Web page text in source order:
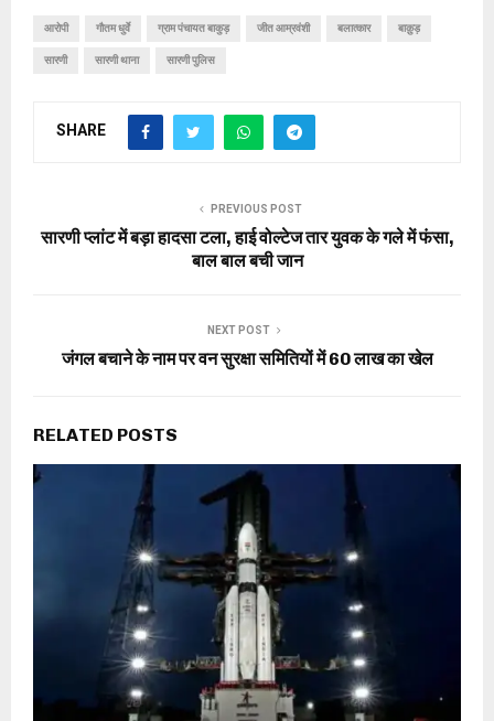
आरोपी गौतम धुर्वे ग्राम पंचायत बाकुड़ जीत आम्रवंशी बलात्कार बाक़ुड़
सारणी सारणी थाना सारणी पुलिस
SHARE
PREVIOUS POST
सारणी प्लांट में बड़ा हादसा टला, हाई वोल्टेज तार युवक के गले में फंसा,
बाल बाल बची जान
NEXT POST
जंगल बचाने के नाम पर वन सुरक्षा समितियों में 60 लाख का खेल
RELATED POSTS